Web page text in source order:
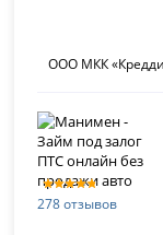
ООО МКК
278 отзывов